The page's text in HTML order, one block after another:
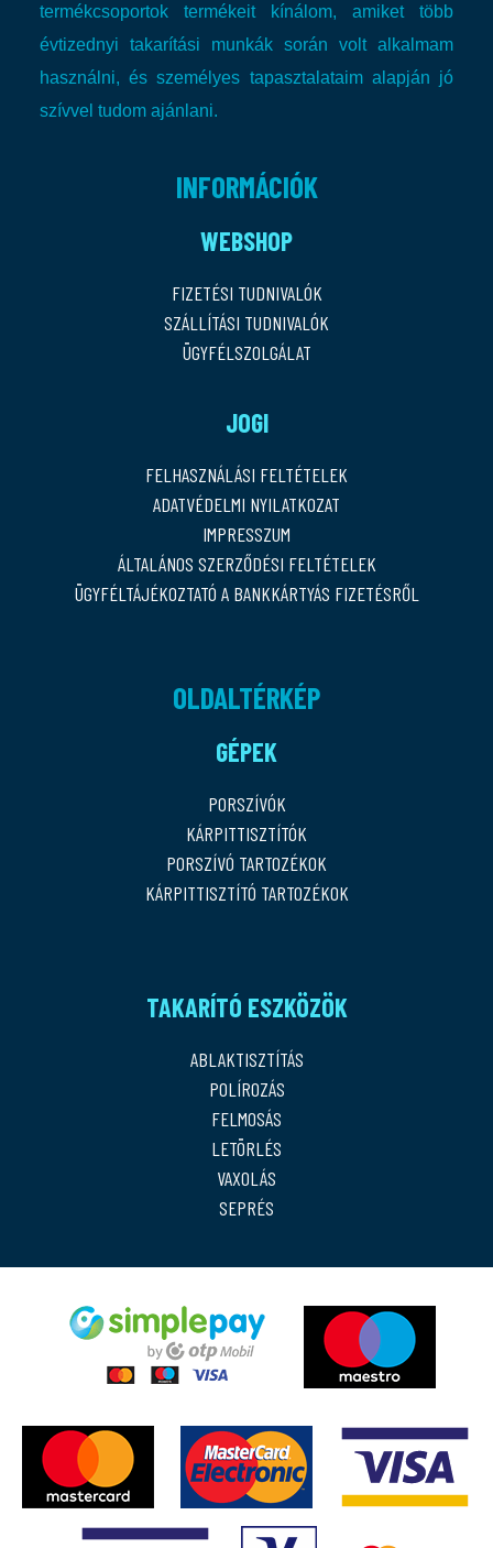
termékcsoportok termékeit kínálom, amiket több
évtizednyi takarítási munkák során volt alkalmam
használni, és személyes tapasztalataim alapján jó
szívvel tudom ajánlani.
INFORMÁCIÓK
WEBSHOP
FIZETÉSI TUDNIVALÓK
SZÁLLÍTÁSI TUDNIVALÓK
ÜGYFÉLSZOLGÁLAT
JOGI
FELHASZNÁLÁSI FELTÉTELEK
ADATVÉDELMI NYILATKOZAT
IMPRESSZUM
ÁLTALÁNOS SZERZŐDÉSI FELTÉTELEK
ÜGYFÉLTÁJÉKOZTATÓ A BANKKÁRTYÁS FIZETÉSRŐL
OLDALTÉRKÉP
GÉPEK
PORSZÍVÓK
KÁRPITTISZTÍTÓK
PORSZÍVÓ TARTOZÉKOK
KÁRPITTISZTÍTÓ TARTOZÉKOK
TAKARÍTÓ ESZKÖZÖK
ABLAKTISZTÍTÁS
POLÍROZÁS
FELMOSÁS
LETÖRLÉS
VAXOLÁS
SEPRÉS